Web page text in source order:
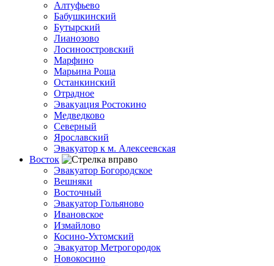
Алтуфьево
Бабушкинский
Бутырский
Лианозово
Лосиноостровский
Марфино
Марьина Роща
Останкинский
Отрадное
Эвакуация Ростокино
Медведково
Северный
Ярославский
Эвакуатор к м. Алексеевская
Восток
Эвакуатор Богородское
Вешняки
Восточный
Эвакуатор Гольяново
Ивановское
Измайлово
Косино-Ухтомский
Эвакуатор Метрогородок
Новокосино